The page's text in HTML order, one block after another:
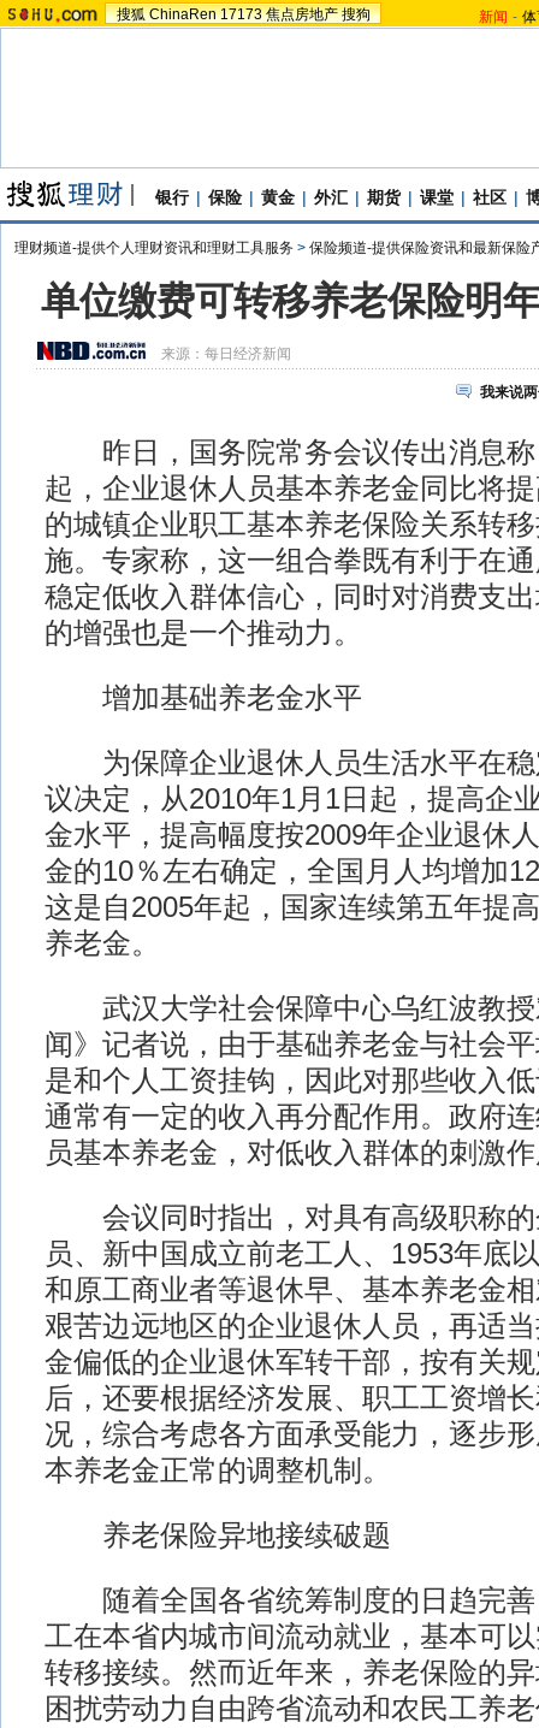
搜狐 ChinaRen 17173 焦点房地产 搜狗 新闻 -
银行 | 保险 | 黄金 | 外汇 | 期货 | 课堂 | 社区 |
理财频道-提供个人理财资讯和理财工具服务 > 保险频道-提供保险资讯和最新保险
单位缴费可转移养老保险明
来源：每日经济新闻
我来说
昨日，国务院常务会议传出消息称
起，企业退休人员基本养老金同比将
的城镇企业职工基本养老保险关系转
施。专家称，这一组合拳既有利于在
稳定低收入群体信心，同时对消费支
的增强也是一个推动力。
增加基础养老金水平
为保障企业退休人员生活水平在稳
议决定，从2010年1月1日起，提高企
金水平，提高幅度按2009年企业退休
金的10％左右确定，全国月人均增加
这是自2005年起，国家连续第五年提
养老金。
武汉大学社会保障中心乌红波教授
闻》记者说，由于基础养老金与社会
是和个人工资挂钩，因此对那些收入
通常有一定的收入再分配作用。政府
员基本养老金，对低收入群体的刺激
会议同时指出，对具有高级职称的
员、新中国成立前老工人、1953年底
和原工商业者等退休早、基本养老金
艰苦边远地区的企业退休人员，再适
金偏低的企业退休军转干部，按有关
后，还要根据经济发展、职工工资增
况，综合考虑各方面承受能力，逐步
本养老金正常的调整机制。
养老保险异地接续破题
随着全国各省统筹制度的日趋完善
工在本省内城市间流动就业，基本可
转移接续。然而近年来，养老保险的
困扰劳动力自由跨省流动和农民工养